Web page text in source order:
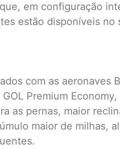
em configuração
estão disponíveis no
com as aeronaves
Premium
as pernas, maior
maior de milhas,